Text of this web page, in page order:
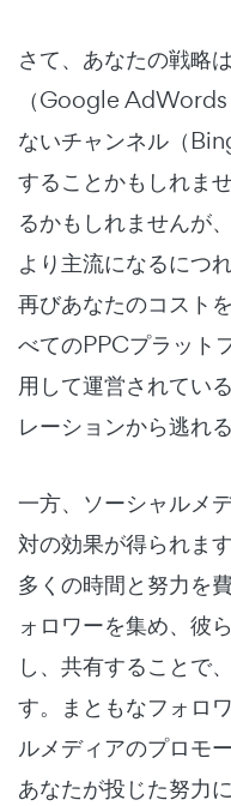
さて、あなたの戦略
（Google AdWords
ないチャンネル（
することかもしれま
るかもしれませんが
より主流になるにつ
再びあなたのコスト
べてのPPCプラット
用して運営されてい
レーションから逃れ
一方、ソーシャルメ
対の効果が得られま
多くの時間と努力を
ォロワーを集め、彼
し、共有することで
す。まともなフォロ
ルメディアのプロモ
あなたが投じた努力